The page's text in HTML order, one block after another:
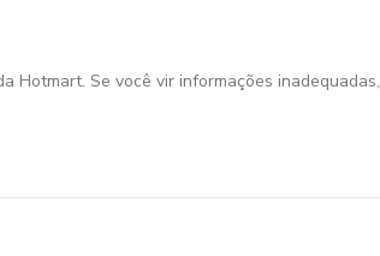
Hotmart. Se você vir informações inadequadas,